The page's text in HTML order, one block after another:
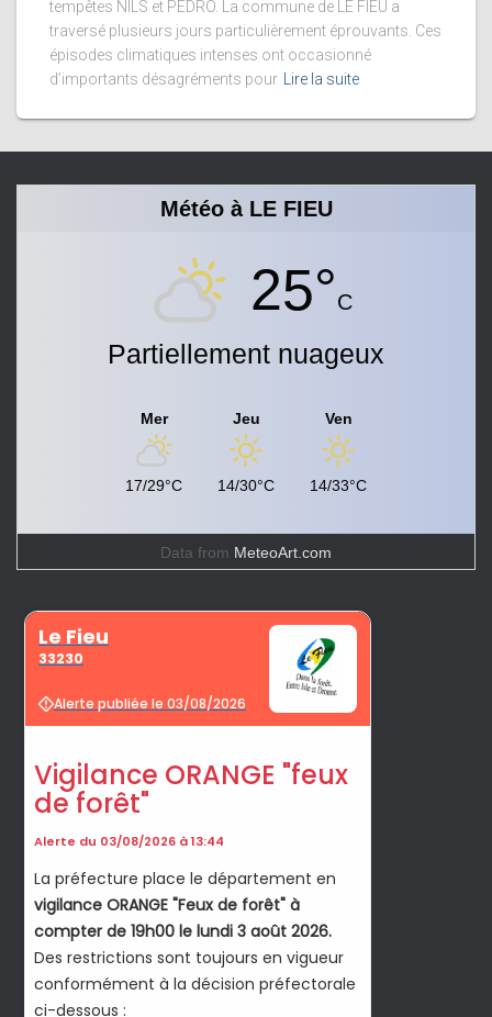
tempêtes NILS et PEDRO. La commune de LE FIEU a
traversé plusieurs jours particulièrement éprouvants. Ces
épisodes climatiques intenses ont occasionné
d’importants désagréments pour
Lire la suite
Météo à LE FIEU
25°C
Partiellement nuageux
Mer
17/29°C
Jeu
14/30°C
Ven
14/33°C
Data from MeteoArt.com